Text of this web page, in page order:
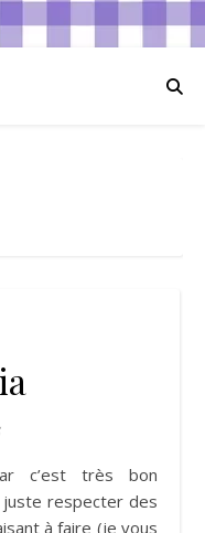
juste respecter des
à faire (je vous